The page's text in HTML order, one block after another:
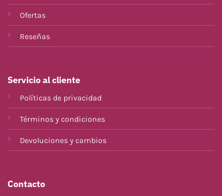
Ofertas
Reseñas
Servicio al cliente
Políticas de privacidad
Términos y condiciones
Devoluciones y cambios
Contacto